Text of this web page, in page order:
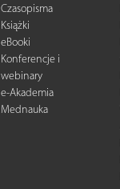
Czasopisma
Książki
eBooki
Konferencje i
webinary
e-Akademia
Mednauka